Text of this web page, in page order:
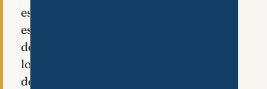
estado
espiritual
de
los
despojados